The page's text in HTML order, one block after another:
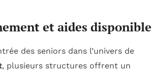
et aides
des seniors dans l’univers de
, plusieurs structures offrent un